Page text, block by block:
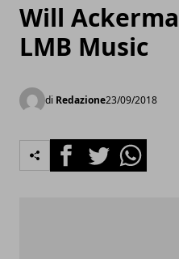
Will
LMB Music
di Redazione23/09/2018
FacebookTwitterWhatsapp